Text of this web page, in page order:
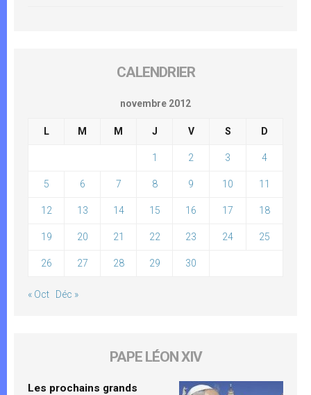
CALENDRIER
novembre 2012
L M M J V S D
1 2 3 4
5 6 7 8 9 10 11
12 13 14 15 16 17 18
19 20 21 22 23 24 25
26 27 28 29 30
« Oct Déc »
PAPE LÉON XIV
Les prochains grands